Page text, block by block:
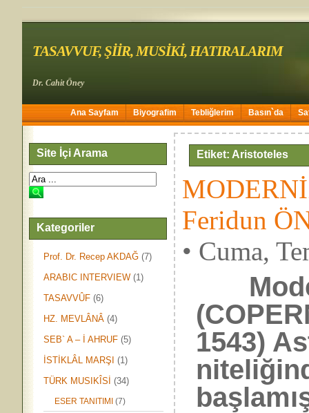
TASAVVUF, ŞİİR, MUSİKİ, HATIRALARIM
Dr. Cahit Öney
Ana Sayfam Biyografim Tebliğlerim Basın`da
Site İçi Arama
Kategoriler
Prof. Dr. Recep AKDAĞ (7)
ARABIC INTERVIEW (1)
TASAVVÛF (6)
HZ. MEVLÂNÂ (4)
SEB` A – İ AHRUF (5)
İSTİKLÂL MARŞI (1)
TÜRK MUSIKÎSİ (34)
ESER TANITIMI (7)
Etiket: Aristoteles
Feridun
• Cuma,
1543)